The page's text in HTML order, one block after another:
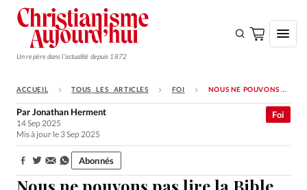
Un repère dans l'actualité depuis 1872
S'ABONNER
Monde
Opinions
ACCUEIL TOUS LES ARTICLES FOI NOUS NE POUVONS PAS LIRE LA BIBLE SEULS
Foi
ParJonathan Herment
14 Sep 2025
Mis à jour le 3 Sep 2025
Partager: Abonnés